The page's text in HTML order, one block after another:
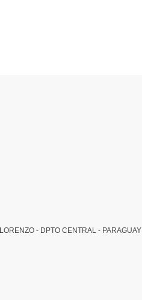
- DPTO CENTRAL - PARAGUAY